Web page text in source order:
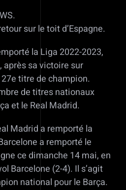
sur le toit d’Espagne.
la Liga 2022-2023,
après sa victoire sur
27e titre de champion.
de titres nationaux
et le Real Madrid.
Madrid a remporté la
a remporté le
ce dimanche 14 mai, en
Barcelone (2-4). Il s’agit
national pour le Barça.